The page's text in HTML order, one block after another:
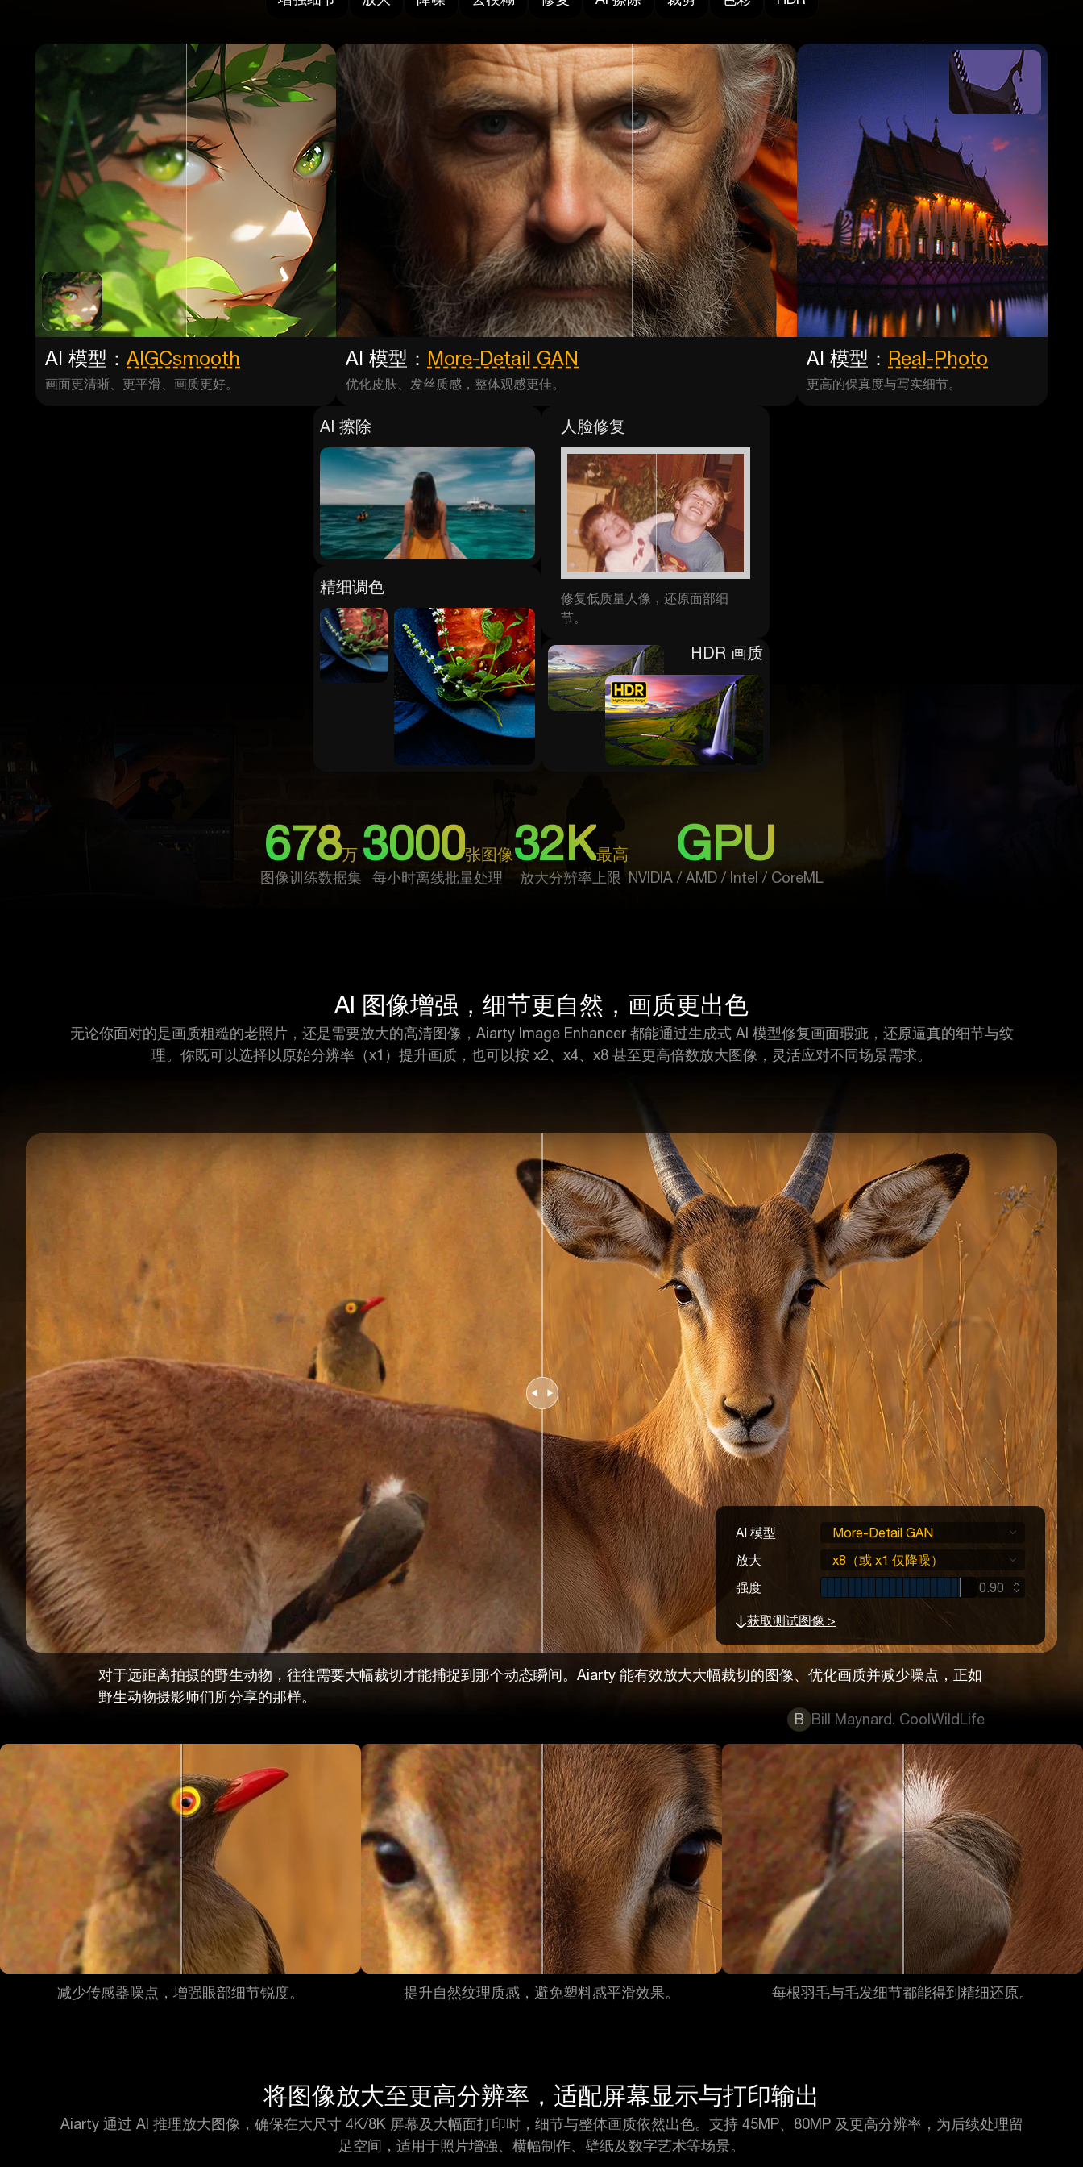
AI 擦除
精细调色
AI 模型： AIGCsmooth
画面更清晰、更平滑、画质更好。
AI 模型： More-Detail GAN
优化皮肤、发丝质感，整体观感更佳。
AI 模型： Real-Photo
更高的保真度与写实细节。
人脸修复
修复低质量人像，还原面部细
节。
HDR 画质
678万
图像训练数据集
3000张图像
每小时离线批量处理
32K最高
放大分辨率上限
GPU
NVIDIA / AMD / Intel / CoreML
AI 图像增强，细节更自然，画质更出色
无论你面对的是画质粗糙的老照片，还是需要放大的高清图像，Aiarty Image Enhancer 都能通过生成式 AI 模型修复画面瑕疵，还原逼真的细节与纹
理。你既可以选择以原始分辨率（x1）提升画质，也可以按 x2、x4、x8 甚至更高倍数放大图像，灵活应对不同场景需求。
AI 模型
More-Detail GAN
放大
x8（或 x1 仅降噪）
强度
0.90
获取测试图像 >
对于远距离拍摄的野生动物，往往需要大幅裁切才能捕捉到那个动态瞬间。Aiarty 能有效放大大幅裁切的图像、优化画质并减少噪点，正如
野生动物摄影师们所分享的那样。
B Bill Maynard. CoolWildLife
减少传感器噪点，增强眼部细节锐度。 提升自然纹理质感，避免塑料感平滑效果。 每根羽毛与毛发细节都能得到精细还原。
将图像放大至更高分辨率，适配屏幕显示与打印输出
Aiarty 通过 AI 推理放大图像，确保在大尺寸 4K/8K 屏幕及大幅面打印时，细节与整体画质依然出色。支持 45MP、80MP 及更高分辨率，为后续处理留
足空间，适用于照片增强、横幅制作、壁纸及数字艺术等场景。